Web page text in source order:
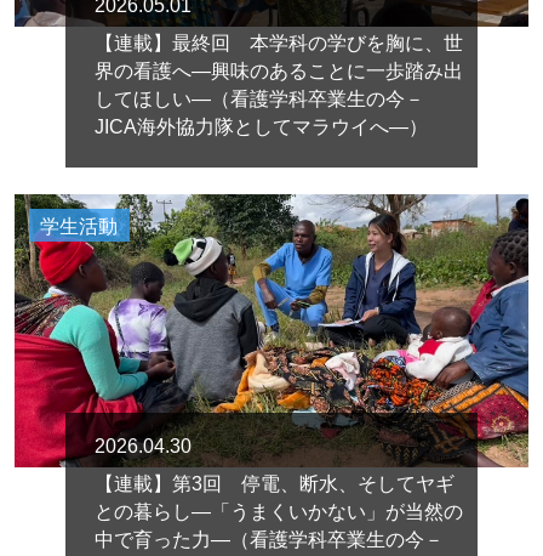
2026.05.01
【連載】最終回 本学科の学びを胸に、世
界の看護へ―興味のあることに一歩踏み出
してほしい―（看護学科卒業生の今－
JICA海外協力隊としてマラウイへ―）
学生活動
2026.04.30
【連載】第3回 停電、断水、そしてヤギ
との暮らし―「うまくいかない」が当然の
中で育った力―（看護学科卒業生の今－